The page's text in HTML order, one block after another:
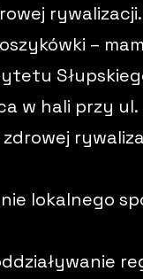
–
w hali przy ul.
lokalnego